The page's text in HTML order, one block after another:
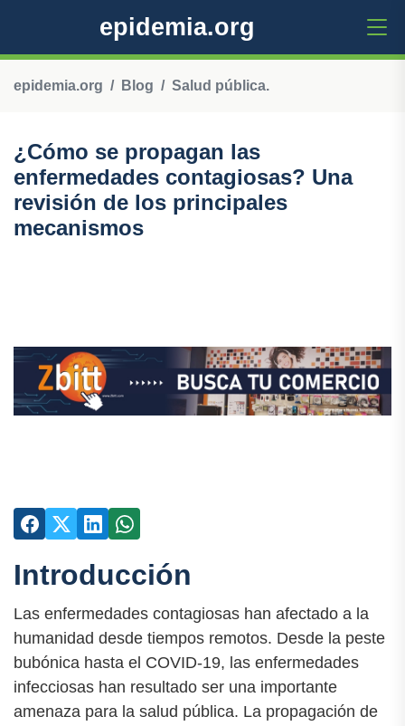
epidemia.org
epidemia.org Blog Salud pública.
¿Cómo se propagan las
enfermedades contagiosas? Una
revisión de los principales
mecanismos
Introducción
Las enfermedades contagiosas han afectado a la
humanidad desde tiempos remotos. Desde la peste
bubónica hasta el COVID-19, las enfermedades
infecciosas han resultado ser una importante
amenaza para la salud pública. La propagación de